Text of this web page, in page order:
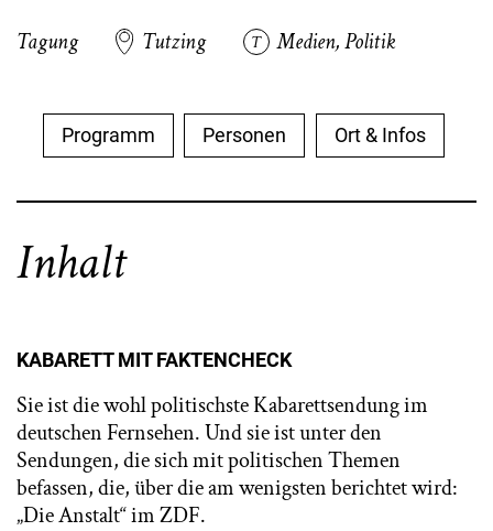
Tagung Tutzing Medien,Politik
Programm Personen Ort & Infos
Inhalt
KABARETT MIT FAKTENCHECK
Sie ist die wohl politischste Kabarettsendung im
deutschen Fernsehen. Und sie ist unter den
Sendungen, die sich mit politischen Themen
befassen, die, über die am wenigsten berichtet wird:
„Die Anstalt“ im ZDF.